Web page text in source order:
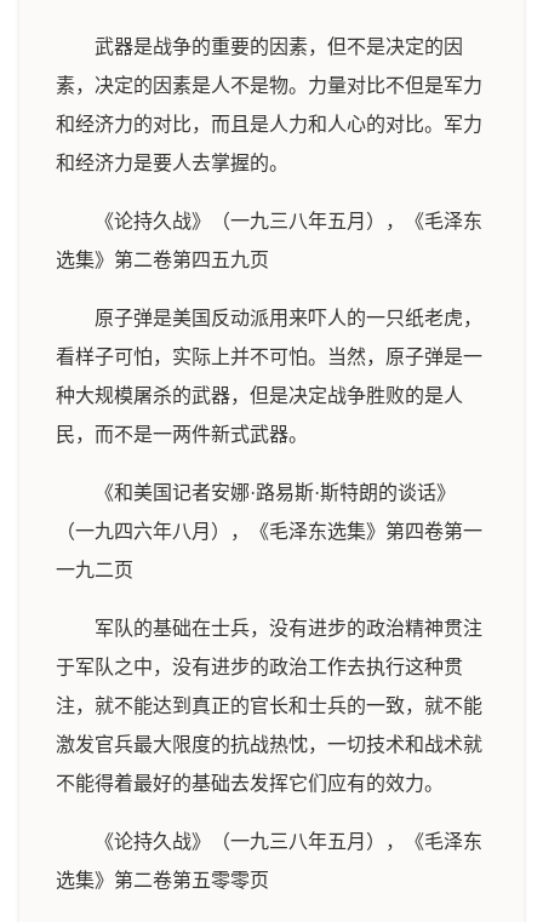
武器是战争的重要的因素，但不是决定的因
素，决定的因素是人不是物。力量对比不但是军力
和经济力的对比，而且是人力和人心的对比。军力
和经济力是要人去掌握的。
《论持久战》（一九三八年五月），《毛泽东
选集》第二卷第四五九页
原子弹是美国反动派用来吓人的一只纸老虎，
看样子可怕，实际上并不可怕。当然，原子弹是一
种大规模屠杀的武器，但是决定战争胜败的是人
民，而不是一两件新式武器。
《和美国记者安娜·路易斯·斯特朗的谈话》
（一九四六年八月），《毛泽东选集》第四卷第一
一九二页
军队的基础在士兵，没有进步的政治精神贯注
于军队之中，没有进步的政治工作去执行这种贯
注，就不能达到真正的官长和士兵的一致，就不能
激发官兵最大限度的抗战热忱，一切技术和战术就
不能得着最好的基础去发挥它们应有的效力。
《论持久战》（一九三八年五月），《毛泽东
选集》第二卷第五零零页